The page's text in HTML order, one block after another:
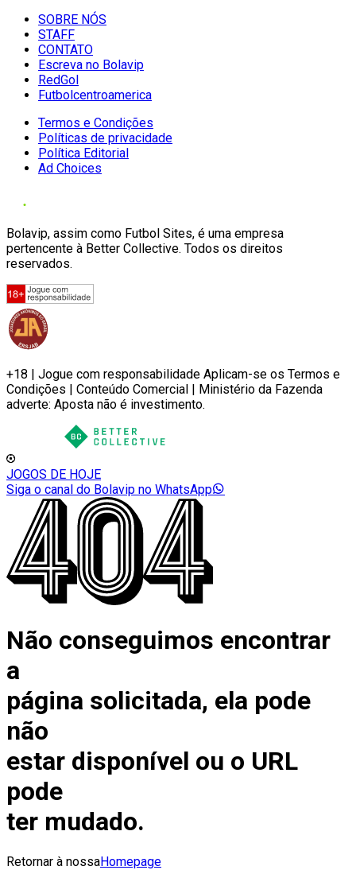
SOBRE NÓS
STAFF
CONTATO
Escreva no Bolavip
RedGol
Futbolcentroamerica
Termos e Condições
Políticas de privacidade
Política Editorial
Ad Choices
Bolavip, assim como Futbol Sites, é uma empresa
pertencente à Better Collective. Todos os direitos
reservados.
+18 | Jogue com responsabilidade Aplicam-se os Termos e
Condições | Conteúdo Comercial | Ministério da Fazenda
adverte: Aposta não é investimento.
JOGOS DE HOJE
Siga o canal do Bolavip no WhatsApp
Não conseguimos encontrar
a
página solicitada, ela pode
não
estar disponível ou o URL
pode
ter mudado.
Retornar à nossaHomepage